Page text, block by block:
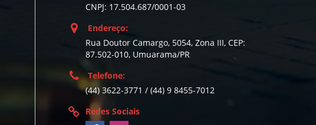
CNPJ: 17.504.687/0001-03
Endereço:
Rua Doutor Camargo, 5054, Zona III, CEP:
87.502-010, Umuarama/PR
Telefone:
(44) 3622-3771 / (44) 9 8455-7012
Redes Sociais